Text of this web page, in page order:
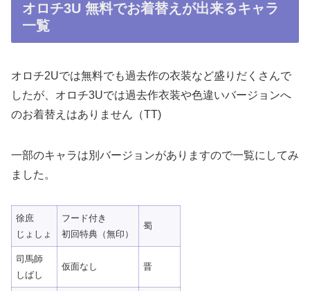
オロチ3U 無料でお着替えが出来るキャラ
一覧
オロチ2Uでは無料でも過去作の衣装など盛りだくさんで
したが、オロチ3Uでは過去作衣装や色違いバージョンへ
のお着替えはありません（TT)
一部のキャラは別バージョンがありますので一覧にしてみ
ました。
徐庶
じょしょ
フード付き
初回特典（無印）
蜀
司馬師
しばし
仮面なし 晋